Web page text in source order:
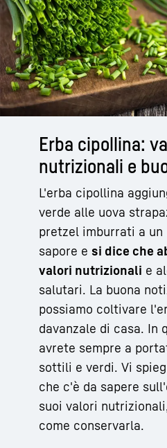
Erba cipollina:
nutrizionali e
L'erba cipollina
verde alle uova
pretzel imburrati a un
sapore e si dice che
valori nutrizionali e
salutari. La buona
possiamo coltivare
davanzale di casa. In
avrete sempre a
sottili e verdi. Vi
che c'è da sapere
suoi valori
come conservarla.